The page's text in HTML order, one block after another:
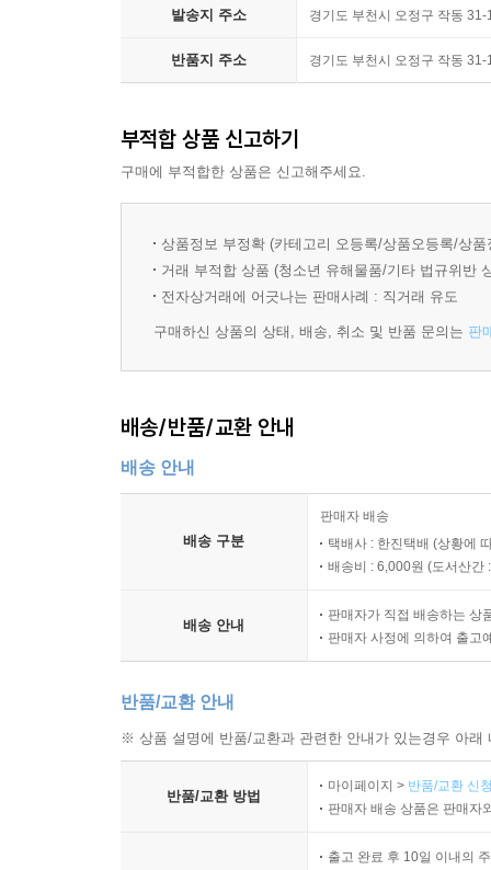
발송지 주소 경기도 부천시 오정구 작동
반품지 주소 경기도 부천시 오정구 작동
부적합 상품 신고하기
구매에 부적합한 상품은 신고해주세요.
상품정보 부정확 (카테고리 오등록/상품오등록/상
거래 부적합 상품 (청소년 유해물품/기타 법규위반
전자상거래에 어긋나는 판매사례 : 직거래 유도
구매하신 상품의 상태, 배송, 취소 및 반품 문의는 판
배송/반품/교환 안내
배송 안내
배송 구분
판매자 배송
택배사 : 한진택배 (상황에
배송비 : 6,000원 (도서산간
배송 안내
판매자가 직접 배송하는 상
판매자 사정에 의하여 출고
반품/교환 안내
※ 상품 설명에 반품/교환과 관련한 안내가 있는경우 아
반품/교환 방법
마이페이지 > 반품/교환 신
판매자 배송 상품은 판매자
출고 완료 후 10일 이내의